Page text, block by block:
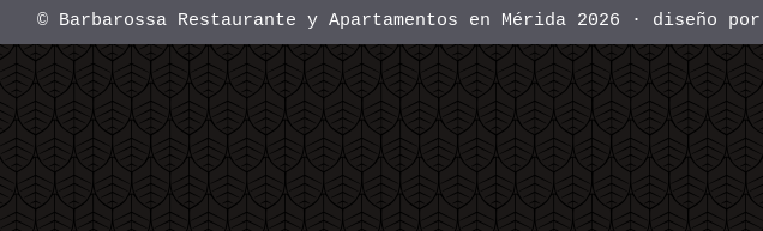
© Barbarossa Restaurante y Apartamentos en Mérida 2026 · diseño por